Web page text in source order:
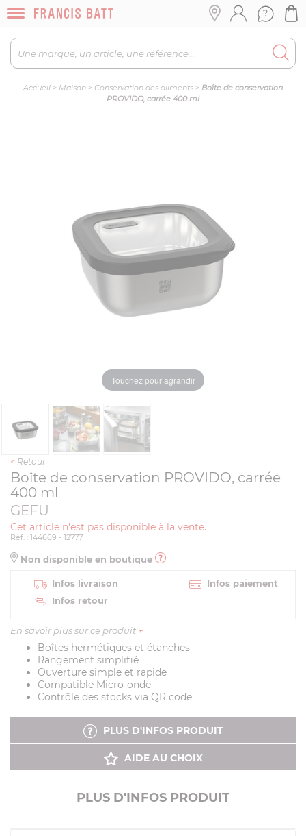
Accueil > Maison > Conservation des aliments > Boîte de conservation
PROVIDO, carrée 400 ml
Touchez pour agrandir
< Retour
Boîte de conservation PROVIDO, carrée
400 ml
GEFU
Cet article n'est pas disponible à la vente.
Réf. : 144669 - 12777
Non disponible en boutique
Infos livraison
Infos paiement
Infos retour
En savoir plus sur ce produit +
Boîtes hermétiques et étanches
Rangement simplifié
Ouverture simple et rapide
Compatible Micro-onde
Contrôle des stocks via QR code
PLUS D'INFOS PRODUIT
AIDE AU CHOIX
PLUS D'INFOS PRODUIT